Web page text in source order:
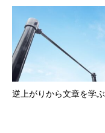
逆上がりから文章を学ぶ